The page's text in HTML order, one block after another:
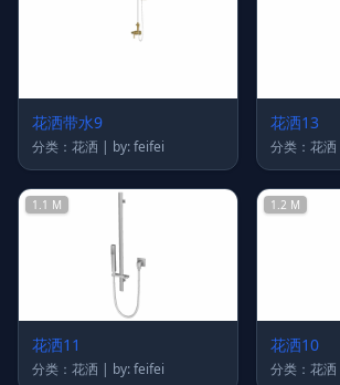
花洒带水9
分类：花洒 | by: feifei
花洒13
1.1 M
花洒11
分类：花洒 | by: feifei
1.2 M
花洒10